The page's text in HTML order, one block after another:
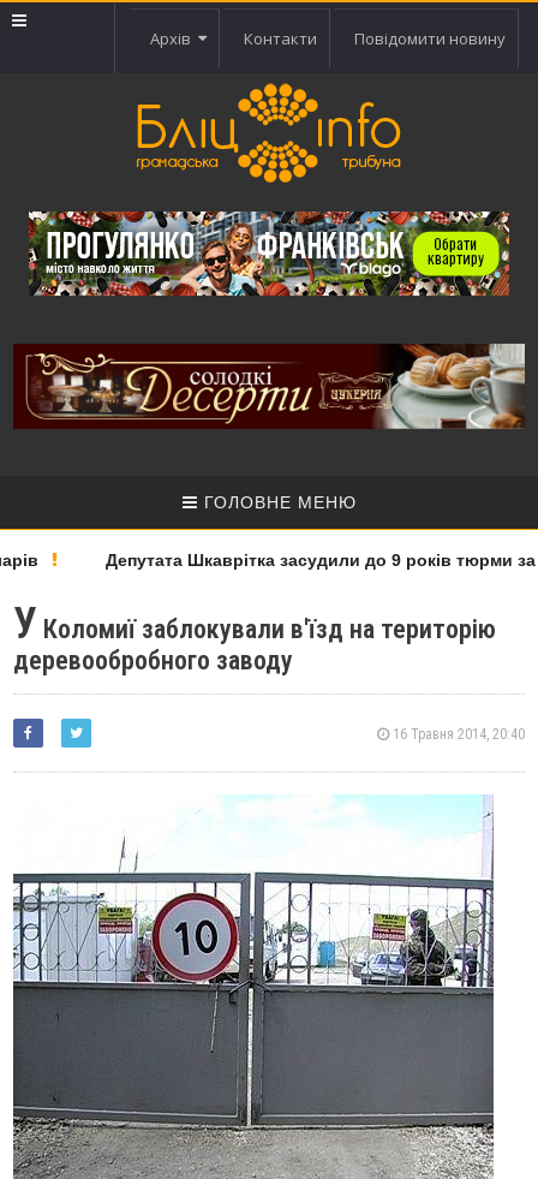
Архів Контакти Повідомити новину
ГОЛОВНЕ МЕНЮ
Депутата Шкаврітка засудили до 9 років тюрми за
У Коломиї заблокували в'їзд на територію
деревообробного заводу
16 Травня 2014, 20:40